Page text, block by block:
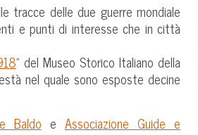
tracce delle due guerre mondiale
e punti di interesse che in città
” del Museo Storico Italiano della
nel quale sono esposte decine
Baldo e Associazione Guide e